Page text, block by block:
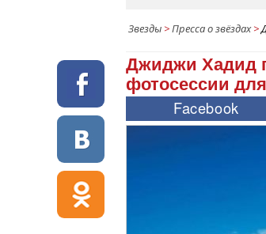
Звезды >Пресса о звёздах>
Джиджи Хадид
фотосессии